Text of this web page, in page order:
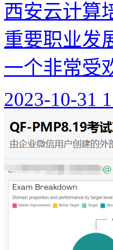
西安云计算
重要职业发
一个非常受
2023-10-31